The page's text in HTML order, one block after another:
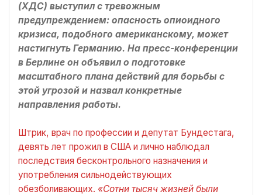
(ХДС) выступил с тревожным
предупреждением: опасность опиоидного
кризиса, подобного американскому, может
настигнуть Германию. На пресс-конференции
в Берлине он объявил о подготовке
масштабного плана действий для борьбы с
этой угрозой и назвал конкретные
направления работы.
Штрик, врач по профессии и депутат Бундестага,
девять лет прожил в США и лично наблюдал
последствия бесконтрольного назначения и
употребления сильнодействующих
обезболивающих. «Сотни тысяч жизней были